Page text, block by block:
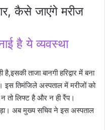
कैसे जाएंगे मरीज
है ये व्यवस्था
ताजा बानगी हरिद्वार में बना
इस तिमंजिले अस्पताल में मरीजों को
तो लिफ्ट है और न ही रैंप।
अब मुख्य सचिव ने इस अस्पताल